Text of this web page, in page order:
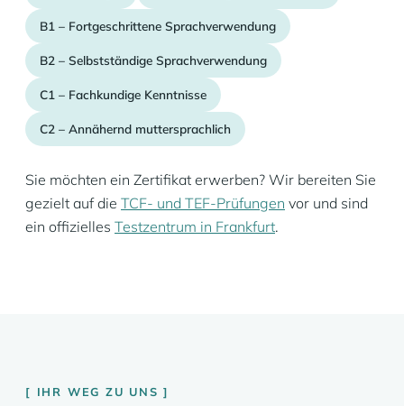
B1 – Fortgeschrittene Sprachverwendung
B2 – Selbstständige Sprachverwendung
C1 – Fachkundige Kenntnisse
C2 – Annähernd muttersprachlich
Sie möchten ein Zertifikat erwerben? Wir bereiten Sie
gezielt auf die TCF- und TEF-Prüfungen vor und sind
ein offizielles Testzentrum in Frankfurt.
IHR WEG ZU UNS